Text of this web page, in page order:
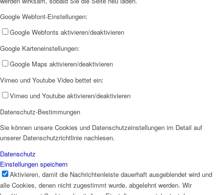
AHOI II
PKD
Google Webfont-Einstellungen:
Google Webfonts aktivieren/deaktivieren
Google Karteneinstellungen:
Google Maps aktivieren/deaktivieren
Vimeo und Youtube Video bettet ein:
Vimeo und Youtube aktivieren/deaktivieren
Datenschutz-Bestimmungen
Sie können unsere Cookies und Datenschutzeinstellungen im Detail auf
unserer Datenschutzrichtlinie nachlesen.
Datenschutz
Einstellungen speichern
Aktivieren, damit die Nachrichtenleiste dauerhaft ausgeblendet wird und
alle Cookies, denen nicht zugestimmt wurde, abgelehnt werden. Wir